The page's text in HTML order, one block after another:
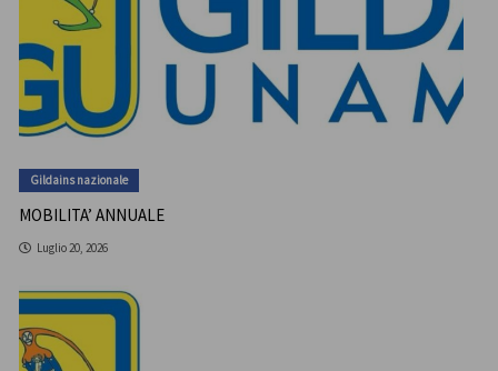
Gildains nazionale
MOBILITA’ ANNUALE
Luglio 20, 2026